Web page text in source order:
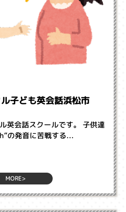
子ども英会話浜松市
英会話スクールです。 子供達
の発音に苦戦する...
MORE>